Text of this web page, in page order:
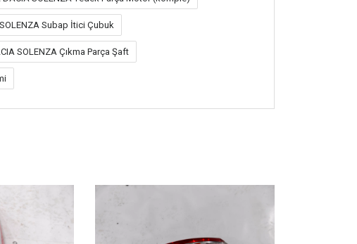
Subap İtici Çubuk
SOLENZA Çıkma Parça Şaft